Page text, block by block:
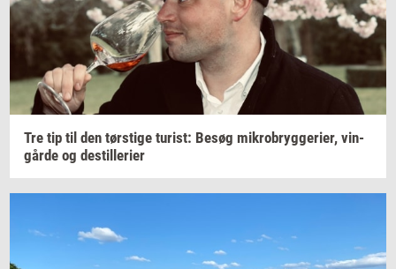
Tre tip til den tørsti­ge turist: Besøg mi­kro­bryg­ge­ri­er, vin­
går­de og destil­le­ri­er